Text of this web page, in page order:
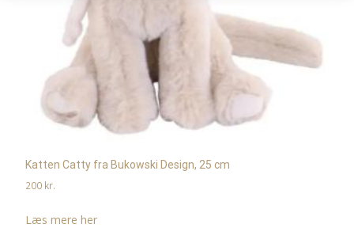
Katten Catty fra Bukowski Design, 25 cm
200 kr.
Læs mere her